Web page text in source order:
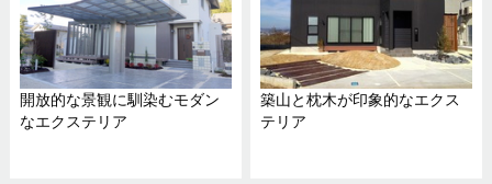
開放的な景観に馴染むモダン
なエクステリア
築山と枕木が印象的なエクス
テリア